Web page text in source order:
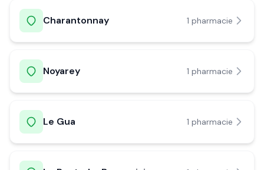
Charantonnay 1 pharmacie
Noyarey 1 pharmacie
Le Gua 1 pharmacie